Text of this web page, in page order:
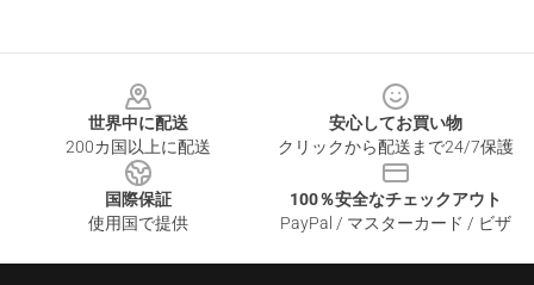
世界中に配送
200カ国以上に配送
安心してお買い物
クリックから配送まで24/7保護
国際保証
使用国で提供
100％安全なチェックアウト
PayPal / マスターカード / ビザ